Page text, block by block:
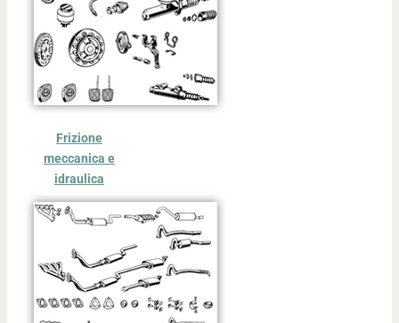
Frizione
meccanica e
idraulica